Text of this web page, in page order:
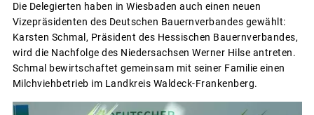
Die Delegierten haben in Wiesbaden auch einen neuen
Vizepräsidenten des Deutschen Bauernverbandes gewählt:
Karsten Schmal, Präsident des Hessischen Bauernverbandes,
wird die Nachfolge des Niedersachsen Werner Hilse antreten.
Schmal bewirtschaftet gemeinsam mit seiner Familie einen
Milchviehbetrieb im Landkreis Waldeck-Frankenberg.